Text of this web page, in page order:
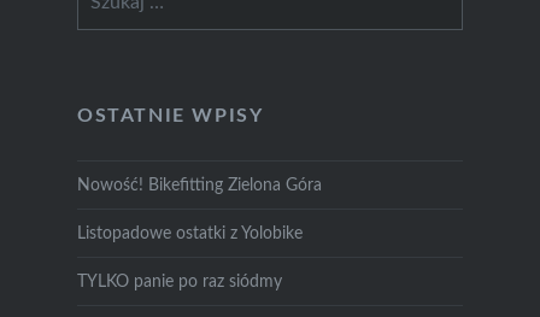
OSTATNIE WPISY
Nowość! Bikefitting Zielona Góra
Listopadowe ostatki z Yolobike
TYLKO panie po raz siódmy